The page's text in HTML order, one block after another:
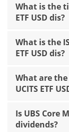
What is the
ETF USD dis?
What is the
ETF USD dis?
What are the
UCITS ETF
Is UBS Core
dividends?